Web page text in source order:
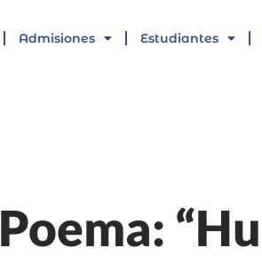
Admisiones Estudiantes
Poema: